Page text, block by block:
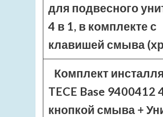
для подвесного
4 в 1, в комплекте с
клавишей смыва
Комплект
TECE Base 9400412
кнопкой смыва +